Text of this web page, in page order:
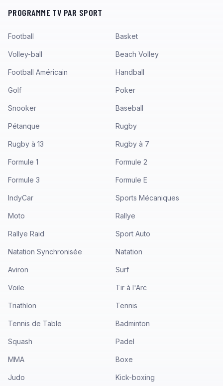
PROGRAMME TV PAR SPORT
Football Basket
Volley-ball Beach Volley
Football Américain Handball
Golf Poker
Snooker Baseball
Pétanque Rugby
Rugby à 13 Rugby à 7
Formule 1 Formule 2
Formule 3 Formule E
IndyCar Sports Mécaniques
Moto Rallye
Rallye Raid Sport Auto
Natation Synchronisée Natation
Aviron Surf
Voile Tir à l'Arc
Triathlon Tennis
Tennis de Table Badminton
Squash Padel
MMA Boxe
Judo Kick-boxing